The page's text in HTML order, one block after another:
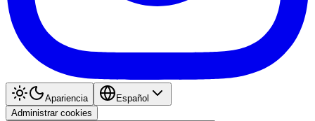
Apariencia
Español
Administrar cookies